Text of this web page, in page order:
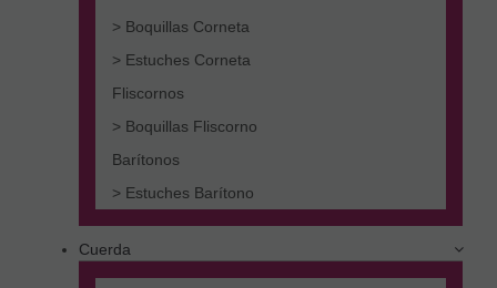
> Boquillas Corneta
> Estuches Corneta
Fliscornos
> Boquillas Fliscorno
Barítonos
> Estuches Barítono
Cuerda